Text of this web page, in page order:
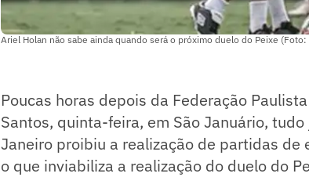
Ariel Holan não sabe ainda quando será o próximo duelo do Peixe
Poucas horas depois da Federação
Santos, quinta-feira, em São Januário,
Janeiro proibiu a realização de partidas
o que inviabiliza a realização do duelo do